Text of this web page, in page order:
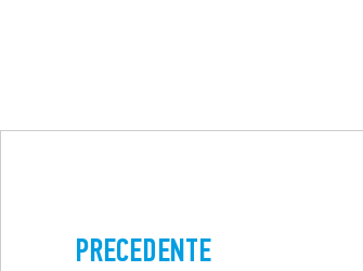
PRECEDENTE